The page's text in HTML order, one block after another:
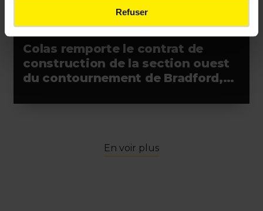
Refuser
COMMUNIQUÉS DE PRESSE
Colas remporte le contrat de
construction de la section ouest
du contournement de Bradford,
En voir plus